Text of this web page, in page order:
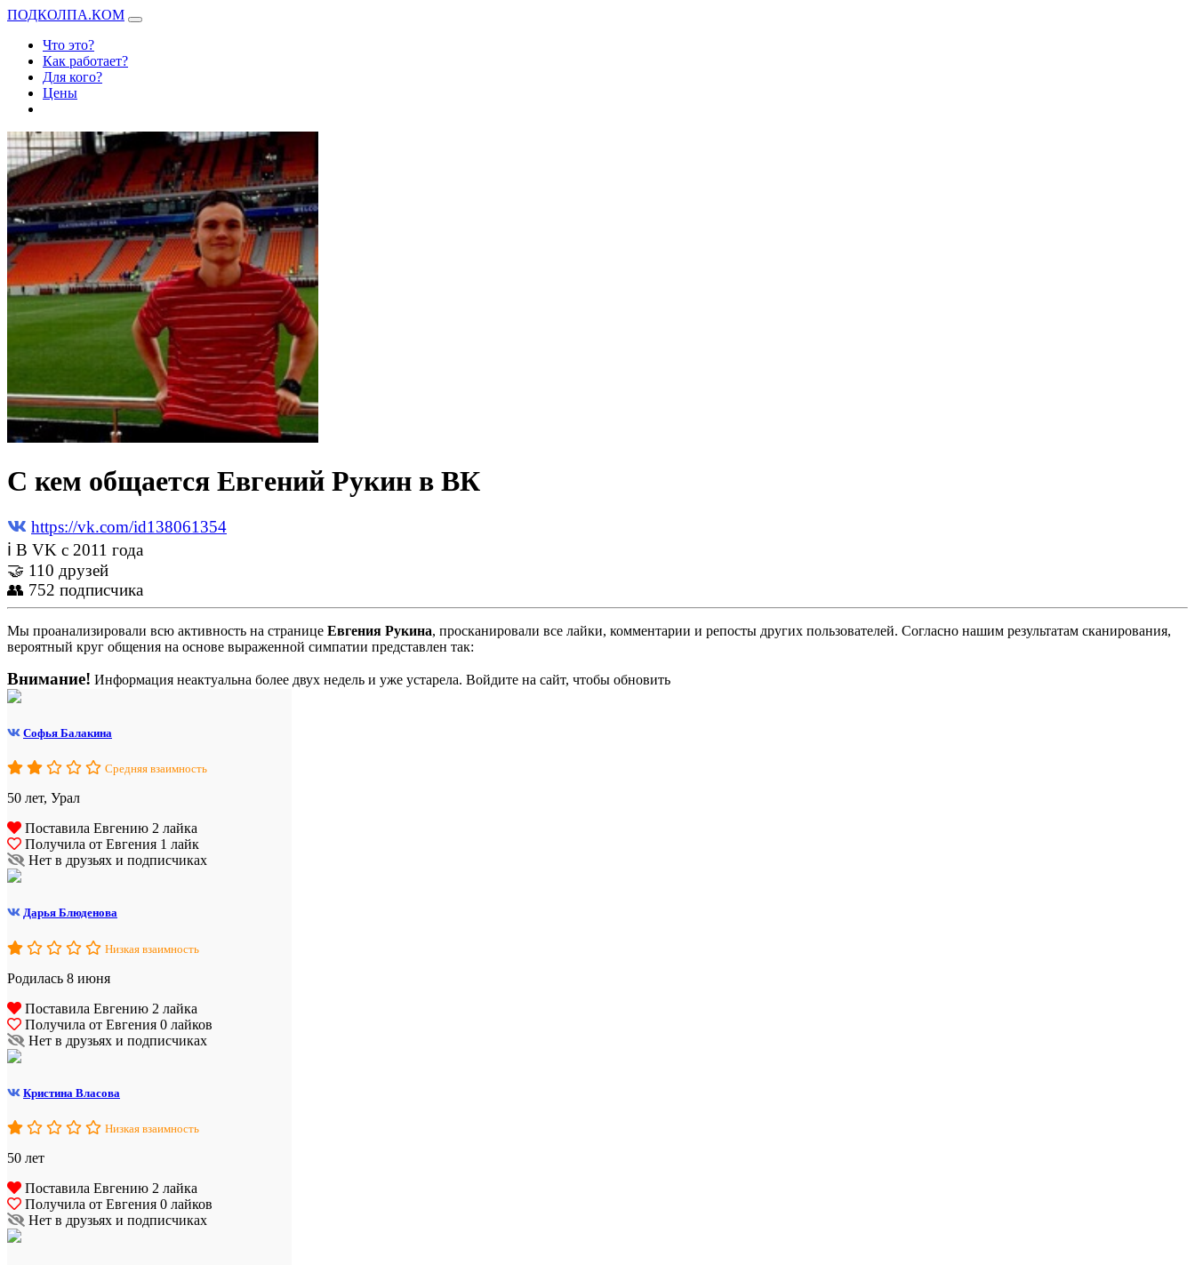
ПОДКОЛПА.КОМ
Что это?
Как работает?
Для кого?
Цены
С кем общается Евгений Рукин в ВК
https://vk.com/id138061354
ℹ В VK с 2011 года
🤝 110 друзей
👥 752 подписчика
Мы проанализировали всю активность на странице Евгения Рукина, просканировали все лайки, комментарии и репосты других пользователей. Согласно нашим результатам сканирования,
вероятный круг общения на основе выраженной симпатии представлен так:
Внимание! Информация неактуальна более двух недель и уже устарела. Войдите на сайт, чтобы обновить
Софья Балакина
Средняя взаимность
50 лет, Урал
Поставила Евгению 2 лайка
Получила от Евгения 1 лайк
Нет в друзьях и подписчиках
Дарья Блюденова
Низкая взаимность
Родилась 8 июня
Поставила Евгению 2 лайка
Получила от Евгения 0 лайков
Нет в друзьях и подписчиках
Кристина Власова
Низкая взаимность
50 лет
Поставила Евгению 2 лайка
Получила от Евгения 0 лайков
Нет в друзьях и подписчиках